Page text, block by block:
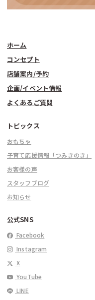
ホーム
コンセプト
店舗案内/予約
企画/イベント情報
よくあるご質問
トピックス
おもちゃ
子育て応援情報「つみきのき」
お客様の声
スタッフブログ
お知らせ
公式SNS
Facebook
Instagram
X
YouTube
LINE